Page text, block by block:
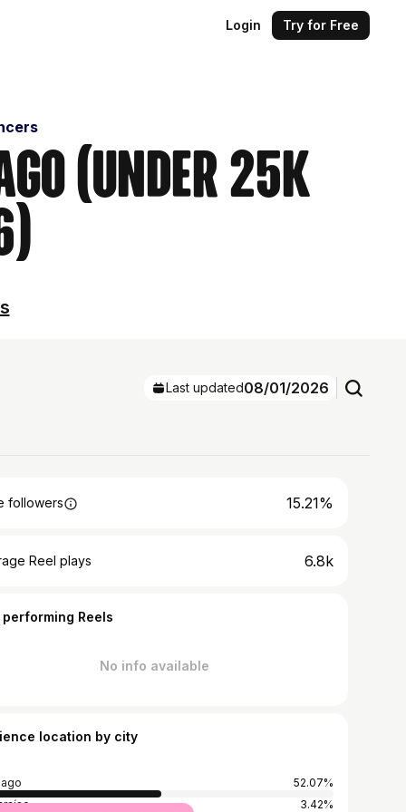
Login Try for Free
(Under 25k
Last updated08/01/2026
followers 15.21%
Reel plays 6.8k
performing Reels
No info available
location by city
52.07%
3.42%